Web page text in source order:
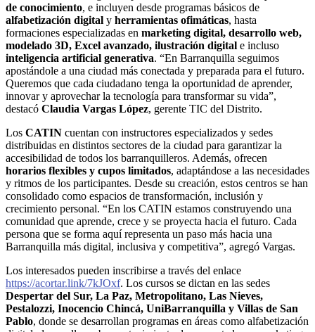
de conocimiento, e incluyen desde programas básicos de
alfabetización digital y herramientas ofimáticas, hasta
formaciones especializadas en marketing digital, desarrollo web,
modelado 3D, Excel avanzado, ilustración digital e incluso
inteligencia artificial generativa. “En Barranquilla seguimos
apostándole a una ciudad más conectada y preparada para el futuro.
Queremos que cada ciudadano tenga la oportunidad de aprender,
innovar y aprovechar la tecnología para transformar su vida”,
destacó Claudia Vargas López, gerente TIC del Distrito.
Los CATIN cuentan con instructores especializados y sedes
distribuidas en distintos sectores de la ciudad para garantizar la
accesibilidad de todos los barranquilleros. Además, ofrecen
horarios flexibles y cupos limitados, adaptándose a las necesidades
y ritmos de los participantes. Desde su creación, estos centros se han
consolidado como espacios de transformación, inclusión y
crecimiento personal. “En los CATIN estamos construyendo una
comunidad que aprende, crece y se proyecta hacia el futuro. Cada
persona que se forma aquí representa un paso más hacia una
Barranquilla más digital, inclusiva y competitiva”, agregó Vargas.
Los interesados pueden inscribirse a través del enlace
https://acortar.link/7kJOxf. Los cursos se dictan en las sedes
Despertar del Sur, La Paz, Metropolitano, Las Nieves,
Pestalozzi, Inocencio Chincá, UniBarranquilla y Villas de San
Pablo, donde se desarrollan programas en áreas como alfabetización